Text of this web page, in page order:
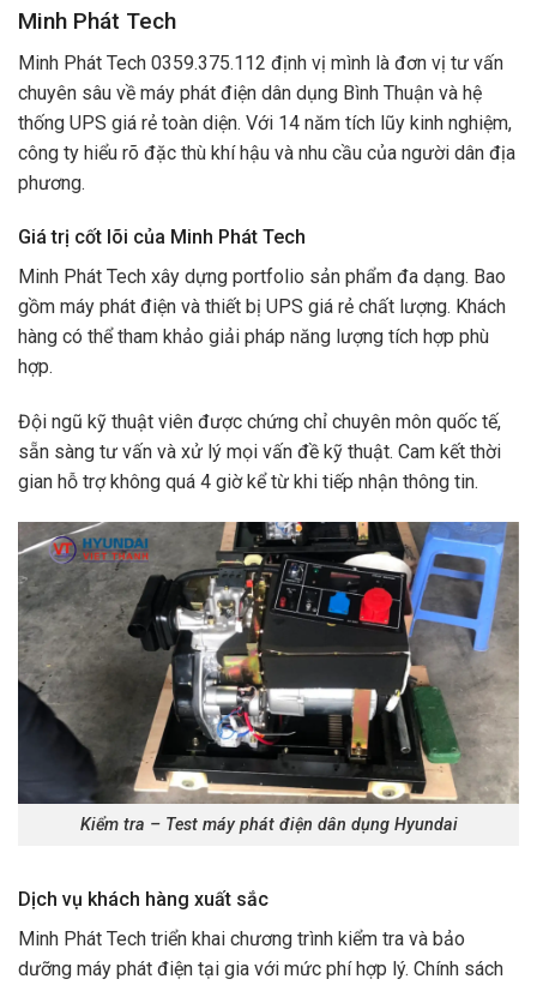
Minh Phát Tech
Minh Phát Tech 0359.375.112 định vị mình là đơn vị tư vấn
chuyên sâu về máy phát điện dân dụng Bình Thuận và hệ
thống UPS giá rẻ toàn diện. Với 14 năm tích lũy kinh nghiệm,
công ty hiểu rõ đặc thù khí hậu và nhu cầu của người dân địa
phương.
Giá trị cốt lõi của Minh Phát Tech
Minh Phát Tech xây dựng portfolio sản phẩm đa dạng. Bao
gồm máy phát điện và thiết bị UPS giá rẻ chất lượng. Khách
hàng có thể tham khảo giải pháp năng lượng tích hợp phù
hợp.
Đội ngũ kỹ thuật viên được chứng chỉ chuyên môn quốc tế,
sẵn sàng tư vấn và xử lý mọi vấn đề kỹ thuật. Cam kết thời
gian hỗ trợ không quá 4 giờ kể từ khi tiếp nhận thông tin.
Kiểm tra – Test máy phát điện dân dụng Hyundai
Dịch vụ khách hàng xuất sắc
Minh Phát Tech triển khai chương trình kiểm tra và bảo
dưỡng máy phát điện tại gia với mức phí hợp lý. Chính sách